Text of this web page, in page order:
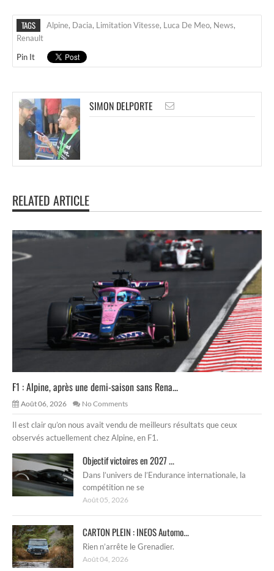
TAGS Alpine, Dacia, Limitation Vitesse, Luca De Meo, News,
Renault
Pin It
SIMON DELPORTE
RELATED ARTICLE
F1 : Alpine, après une demi-saison sans Rena...
Août 06, 2026 No Comments
Il est clair qu’on nous avait vendu de meilleurs résultats que ceux
observés actuellement chez Alpine, en F1.
Objectif victoires en 2027 ...
Dans l’univers de l’Endurance internationale, la
compétition ne se
Août 05, 2026
CARTON PLEIN : INEOS Automo...
Rien n’arrête le Grenadier.
Août 04, 2026